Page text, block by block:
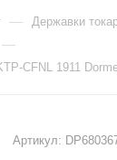
— Державки
—
CFNL 1911
Артикул: